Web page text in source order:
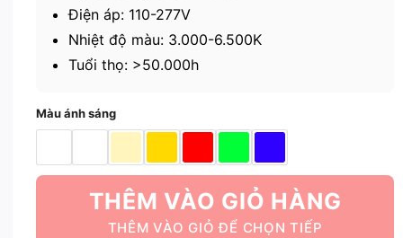
Điện áp: 110-277V
Nhiệt độ màu: 3.000-6.500K
Tuổi thọ: >50.000h
Màu ánh sáng
THÊM VÀO GIỎ HÀNG